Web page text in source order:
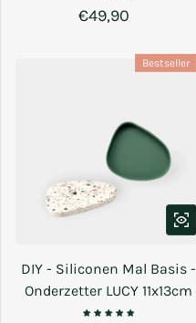
Normale prijs
€49,90
Bestseller
DIY - Siliconen Mal Basis -
Onderzetter LUCY 11x13cm